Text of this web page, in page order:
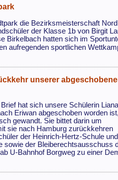
die Bezirksmeisterschaft
der Klasse 1b von Birgit
Birkelbach hatten sich im
aufregenden sportlichen
unserer
hat sich unsere Schülerin
Eriwan abgeschoben worden
gewandt. Sie bittet darin um
sie nach Hamburg zurückkehren
der Heinrich-Hertz-Schule
sowie der Bleiberechtsausschuss
U-Bahnhof Borgweg zu einer